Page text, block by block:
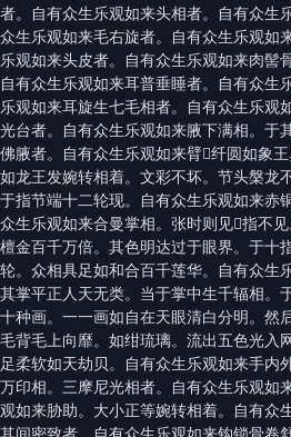
者。自有众生乐观如来头相者。自有众生
众生乐观如来毛右旋者。自有众生乐观如
乐观如来头皮者。自有众生乐观如来肉髻
自有众生乐观如来耳普垂睡者。自有众生
乐观如来耳旋生七毛相者。自有众生乐观
光台者。自有众生乐观如来腋下满相。于
佛腋者。自有众生乐观如来臂𦟛纤圆如象
如龙王发婉转相着。文彩不坏。节头槃龙
于指节端十二轮现。自有众生乐观如来赤
众生乐观如来合曼掌相。张时则见𣫍指不
檀金百千万倍。其色明达过于眼界。于十
轮。众相具足如和合百千莲华。自有众生
其掌平正人天无类。当于掌中生千辐相。
十种画。一一画如自在天眼清白分明。然
毛背毛上向靡。如绀琉璃。流出五色光入
足柔软如天劫贝。自有众生乐观如来手内
万印相。三摩尼光相者。自有众生乐观如
观如来胁助。大小正等婉转相着。自有众
其间密致者。自有众生乐观如来钩锁骨卷